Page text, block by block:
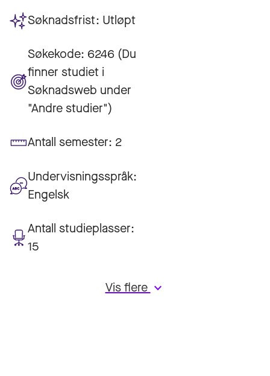
Søknadsfrist: Utløpt
Søkekode: 6246 (Du
finner studiet i
Søknadsweb under
"Andre studier")
Antall semester: 2
Undervisningsspråk:
Engelsk
Antall studieplasser:
15
Vis flerekeyboard_arrow_down